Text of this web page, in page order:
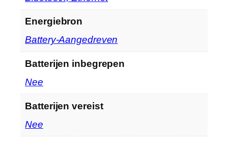
Energiebron
‎Battery-Aangedreven
Batterijen inbegrepen
‎Nee
Batterijen vereist
‎Nee